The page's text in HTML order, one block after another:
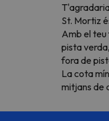
St. Mortiz
Amb el
pista
fora de
La cota
mitjans de